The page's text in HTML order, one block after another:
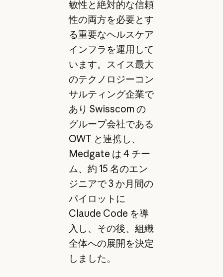
敏性と絶対的な信頼
性の両方を必要とす
る重要なヘルスケア
インフラを運用して
います。スイス最大
のテクノロジーコン
サルティング企業で
あり Swisscom の
グループ会社である
OWT と連携し、
Medgate は 4 チー
ム、約 15 名のエン
ジニアで 3 か月間の
パイロットに
Claude Code を導
入し、その後、組織
全体への展開を決定
しました。